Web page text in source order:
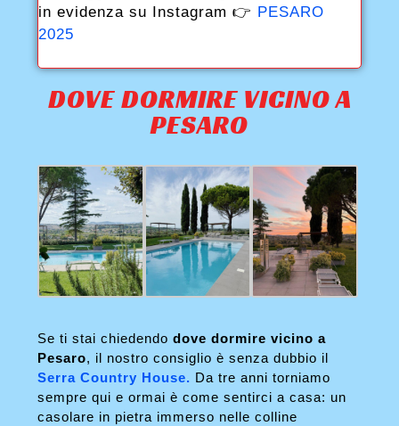
in evidenza su Instagram 👉 PESARO
2025
DOVE DORMIRE VICINO A
PESARO
Se ti stai chiedendodove dormire vicino a
Pesaro, il nostro consiglio è senza dubbio il
Serra Country House. Da tre anni torniamo
sempre qui e ormai è come sentirci a casa: un
casolare in pietra immerso nelle colline